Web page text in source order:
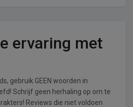
ervaring met
gebruik GEEN woorden in
Schrijf geen herhaling op om te
Reviews die niet voldoen